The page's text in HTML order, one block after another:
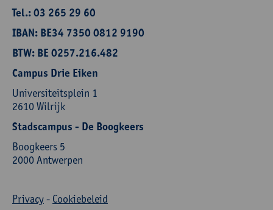
Tel.: 03 265 29 60
IBAN: BE34 7350 0812 9190
BTW: BE 0257.216.482
Campus Drie Eiken
Universiteitsplein 1
2610 Wilrijk
Stadscampus - De Boogkeers
Boogkeers 5
2000 Antwerpen
Privacy- Cookiebeleid